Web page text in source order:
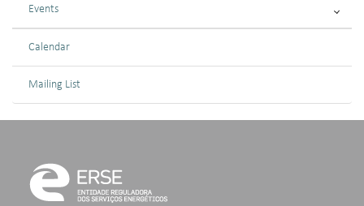
Events
Calendar
Mailing List